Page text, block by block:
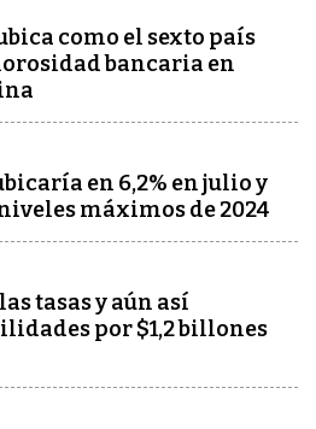
como el sexto país
bancaria en
en 6,2% en julio y
máximos de 2024
tasas y aún así
por $1,2 billones